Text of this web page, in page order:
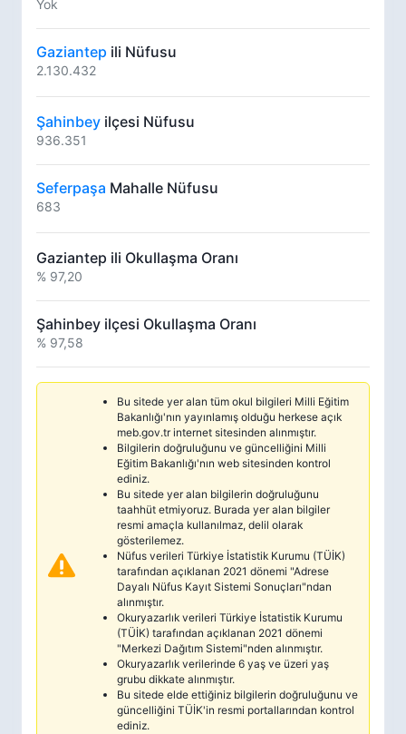
Yok
Gaziantep ili Nüfusu
2.130.432
Şahinbey ilçesi Nüfusu
936.351
Seferpaşa Mahalle Nüfusu
683
Gaziantep ili Okullaşma Oranı
% 97,20
Şahinbey ilçesi Okullaşma Oranı
% 97,58
Bu sitede yer alan tüm okul bilgileri Milli Eğitim
Bakanlığı'nın yayınlamış olduğu herkese açık
meb.gov.tr internet sitesinden alınmıştır.
Bilgilerin doğruluğunu ve güncelliğini Milli
Eğitim Bakanlığı'nın web sitesinden kontrol
ediniz.
Bu sitede yer alan bilgilerin doğruluğunu
taahhüt etmiyoruz. Burada yer alan bilgiler
resmi amaçla kullanılmaz, delil olarak
gösterilemez.
Nüfus verileri Türkiye İstatistik Kurumu (TÜİK)
tarafından açıklanan 2021 dönemi "Adrese
Dayalı Nüfus Kayıt Sistemi Sonuçları"ndan
alınmıştır.
Okuryazarlık verileri Türkiye İstatistik Kurumu
(TÜİK) tarafından açıklanan 2021 dönemi
"Merkezi Dağıtım Sistemi"nden alınmıştır.
Okuryazarlık verilerinde 6 yaş ve üzeri yaş
grubu dikkate alınmıştır.
Bu sitede elde ettiğiniz bilgilerin doğruluğunu ve
güncelliğini TÜİK'in resmi portallarından kontrol
ediniz.